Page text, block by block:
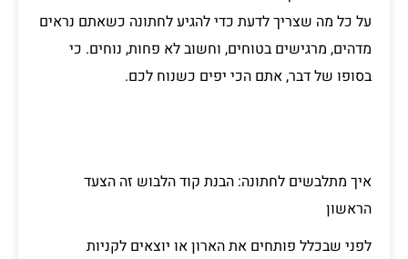
על כל מה שצריך לדעת כדי להגיע לחתונה כשאתם נראים
מדהים, מרגישים בטוחים, וחשוב לא פחות, נוחים. כי
בסופו של דבר, אתם הכי יפים כשנוח לכם.
איך מתלבשים לחתונה: הבנת קוד הלבוש זה הצעד
הראשון
לפני שבכלל פותחים את הארון או יוצאים לקניות